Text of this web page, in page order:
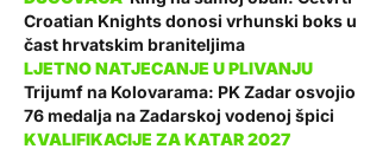
Croatian Knights donosi vrhunski boks u
čast hrvatskim braniteljima
Trijumf na Kolovarama: PK Zadar osvojio
76 medalja na Zadarskoj vodenoj špici